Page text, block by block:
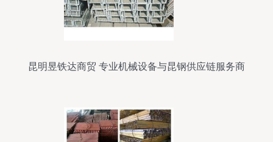
昆明昱铁达商贸 专业机械设备与昆钢供应链服务商